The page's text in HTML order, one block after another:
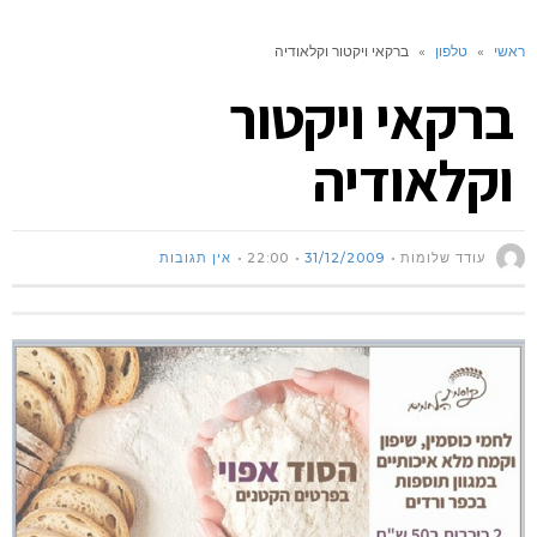
ראשי » טלפון » ברקאי ויקטור וקלאודיה
ברקאי ויקטור
וקלאודיה
עודד שלומות 31/12/2009
22:00 אין תגובות